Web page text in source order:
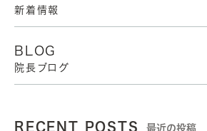
新着情報
BLOG
院長ブログ
RECENT POSTS 最近の投稿